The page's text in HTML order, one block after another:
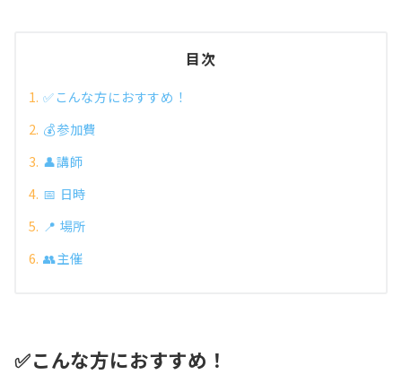
目次
✅こんな方におすすめ！
💰参加費
👤講師
📅 日時
📍 場所
👥主催
✅こんな方におすすめ！